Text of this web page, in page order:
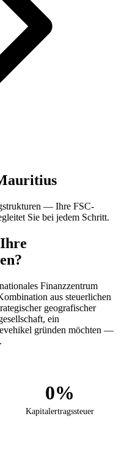
— Ihre FSC-
Sie bei jedem Schritt.
Finanzzentrum
aus steuerlichen
geografischer
ein
gründen möchten —
0%
Kapitalertragssteuer